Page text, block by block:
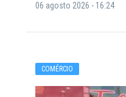
06 agosto 2026 - 16:24
COMÉRCIO